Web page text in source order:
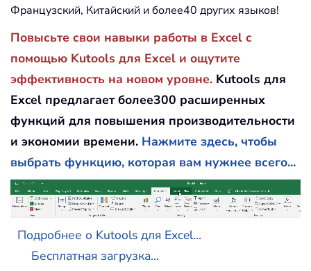
Французский, Китайский и более40 других языков!
Повысьте свои навыки работы в Excel с
помощью Kutools для Excel и ощутите
эффективность на новом уровне. Kutools для
Excel предлагает более300 расширенных
функций для повышения производительности
и экономии времени. Нажмите здесь, чтобы
выбрать функцию, которая вам нужнее всего...
Подробнее о Kutools для Excel...
Бесплатная загрузка...